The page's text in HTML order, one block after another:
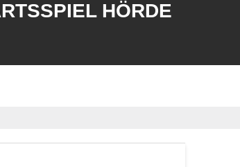
HÖRDE